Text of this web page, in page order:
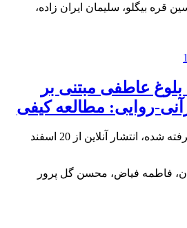
قره بیگلو، سلیمان ایران زاده،
عاطفی مبتنی بر
روایی: مطالعه کیفی
شده، انتشار آنلاین از
20 اسفند
فاطمه فیاض، محسن گل پرور